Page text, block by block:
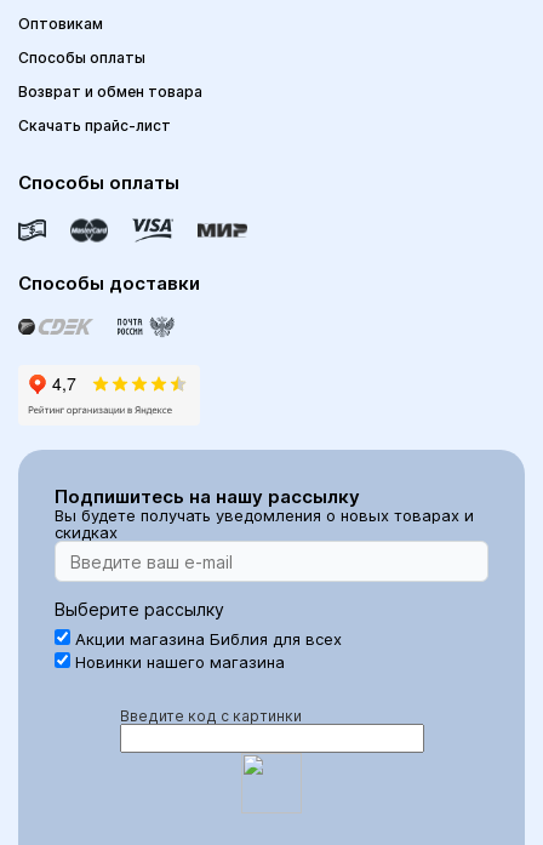
Оптовикам
Способы оплаты
Возврат и обмен товара
Скачать прайс-лист
Способы оплаты
Способы доставки
Подпишитесь на нашу рассылку
Вы будете получать уведомления о новых товарах и
скидках
Выберите рассылку
Акции магазина Библия для всех
Новинки нашего магазина
Введите код с картинки